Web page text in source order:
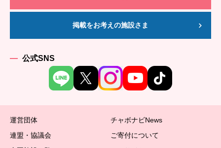
掲載をお考えの施設さま
公式SNS
運営団体
チャボナビNews
連盟・協議会
ご寄付について